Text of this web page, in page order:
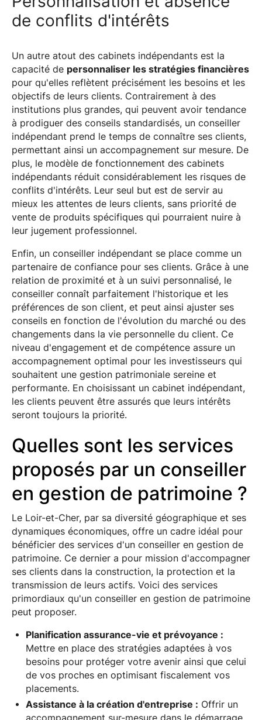
de conflits d'intérêts
Un autre atout des cabinets indépendants est la
capacité de personnaliser les stratégies financières
pour qu'elles reflètent précisément les besoins et les
objectifs de leurs clients. Contrairement à des
institutions plus grandes, qui peuvent avoir tendance
à prodiguer des conseils standardisés, un conseiller
indépendant prend le temps de connaître ses clients,
permettant ainsi un accompagnement sur mesure. De
plus, le modèle de fonctionnement des cabinets
indépendants réduit considérablement les risques de
conflits d'intérêts. Leur seul but est de servir au
mieux les attentes de leurs clients, sans priorité de
vente de produits spécifiques qui pourraient nuire à
leur jugement professionnel.
Enfin, un conseiller indépendant se place comme un
partenaire de confiance pour ses clients. Grâce à une
relation de proximité et à un suivi personnalisé, le
conseiller connaît parfaitement l'historique et les
préférences de son client, et peut ainsi ajuster ses
conseils en fonction de l'évolution du marché ou des
changements dans la vie personnelle du client. Ce
niveau d'engagement et de compétence assure un
accompagnement optimal pour les investisseurs qui
souhaitent une gestion patrimoniale sereine et
performante. En choisissant un cabinet indépendant,
les clients peuvent être assurés que leurs intérêts
seront toujours la priorité.
Quelles sont les services
proposés par un conseiller
en gestion de patrimoine ?
Le Loir-et-Cher, par sa diversité géographique et ses
dynamiques économiques, offre un cadre idéal pour
bénéficier des services d'un conseiller en gestion de
patrimoine. Ce dernier a pour mission d'accompagner
ses clients dans la construction, la protection et la
transmission de leurs actifs. Voici des services
primordiaux qu'un conseiller en gestion de patrimoine
peut proposer.
Planification assurance-vie et prévoyance :
Mettre en place des stratégies adaptées à vos
besoins pour protéger votre avenir ainsi que celui
de vos proches en optimisant fiscalement vos
placements.
Assistance à la création d'entreprise : Offrir un